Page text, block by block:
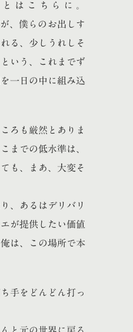
はこちらに。
、僕らのお出しす
る、少しうれしそ
いう、これまでず
一日の中に組み込
ろも厳然とありま
までの低水準は、
も、まあ、大変そ
、あるはデリバリ
が提供したい価値
は、この場所で本
手をどんどん打っ